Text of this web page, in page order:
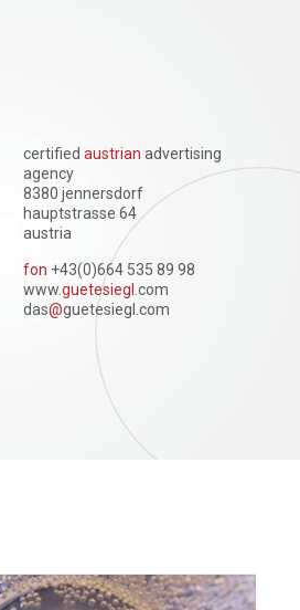
certified austrian advertising
agency
8380 jennersdorf
hauptstrasse 64
austria
fon +43(0)664 535 89 98
www.guetesiegl .com
das@guetesiegl.com